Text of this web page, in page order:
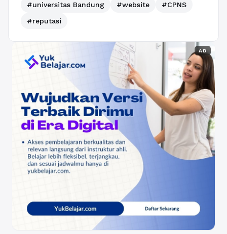
#universitas Bandung
#website
#CPNS
#reputasi
AD